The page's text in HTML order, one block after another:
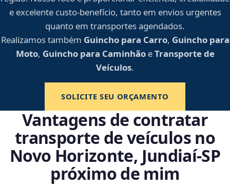
e excelente custo-benefício, tanto em envios urgentes
quanto em transportes agendados.
Realizamos também Guincho para Carro, Guincho para
Moto, Guincho para CaminhãoeTransporte de
Veículos.
SOLICITE SEU ORÇAMENTO
Vantagens de contratar
transporte de veículos no
Novo Horizonte, Jundiaí‑SP
próximo de mim